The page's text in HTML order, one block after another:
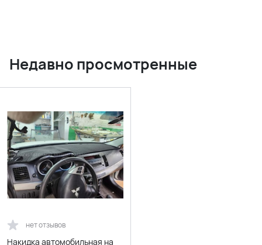
Недавно просмотренные
нет отзывов
Накидка автомобильная на